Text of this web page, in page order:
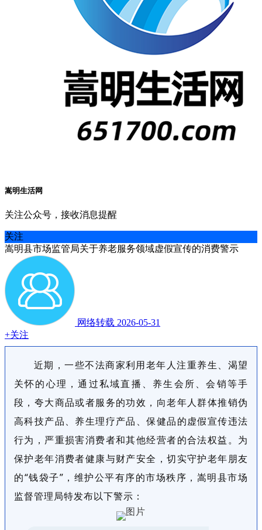
嵩明生活网
关注公众号，接收消息提醒
关注
嵩明县市场监管局关于养老服务领域虚假宣传的消费警示
网络转载 2026-05-31
+关注
近期，一些不法商家利用老年人注重养生、渴望
关怀的心理，通过私域直播、养生会所、会销等手
段，夸大商品或者服务的功效，向老年人群体推销伪
高科技产品、养生理疗产品、保健品的虚假宣传违法
行为，严重损害消费者和其他经营者的合法权益。为
保护老年消费者健康与财产安全，切实守护老年朋友
的“钱袋子”，维护公平有序的市场秩序，嵩明县市场
监督管理局特发布以下警示：‌